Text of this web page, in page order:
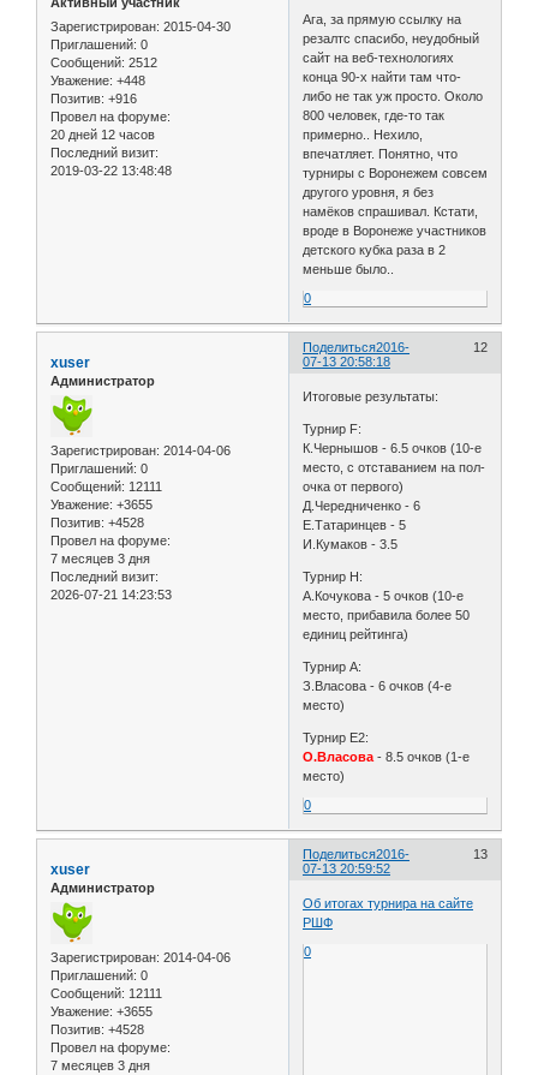
Зарегистрирован: 2015-04-30
Приглашений: 0
Сообщений: 2512
Уважение: +448
Позитив: +916
Провел на форуме:
20 дней 12 часов
Последний визит:
2019-03-22 13:48:48
Ага, за прямую ссылку на
резалтс спасибо, неудобный
сайт на веб-технологиях
конца 90-х найти там что-
либо не так уж просто. Около
800 человек, где-то так
примерно.. Нехило,
впечатляет. Понятно, что
турниры с Воронежем совсем
другого уровня, я без
намёков спрашивал. Кстати,
вроде в Воронеже участников
детского кубка раза в 2
меньше было..
0
Поделиться 12
2016-
07-13 20:58:18
xuser
Администратор
Зарегистрирован: 2014-04-06
Приглашений: 0
Сообщений: 12111
Уважение: +3655
Позитив: +4528
Провел на форуме:
7 месяцев 3 дня
Последний визит:
2026-07-21 14:23:53
Итоговые результаты:
Турнир F:
К.Чернышов - 6.5 очков (10-е
место, с отставанием на пол-
очка от первого)
Д.Чередниченко - 6
Е.Татаринцев - 5
И.Кумаков - 3.5
Турнир H:
А.Кочукова - 5 очков (10-е
место, прибавила более 50
единиц рейтинга)
Турнир А:
З.Власова - 6 очков (4-е
место)
Турнир E2:
О.Власова - 8.5 очков (1-е
место)
0
Поделиться 13
2016-
07-13 20:59:52
xuser
Администратор
Зарегистрирован: 2014-04-06
Приглашений: 0
Сообщений: 12111
Уважение: +3655
Позитив: +4528
Провел на форуме:
7 месяцев 3 дня
Об итогах турнира на сайте
РШФ
0